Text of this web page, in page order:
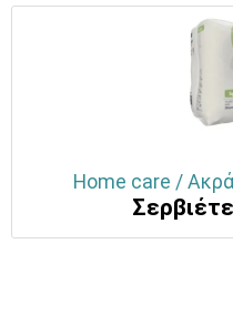
Home care /